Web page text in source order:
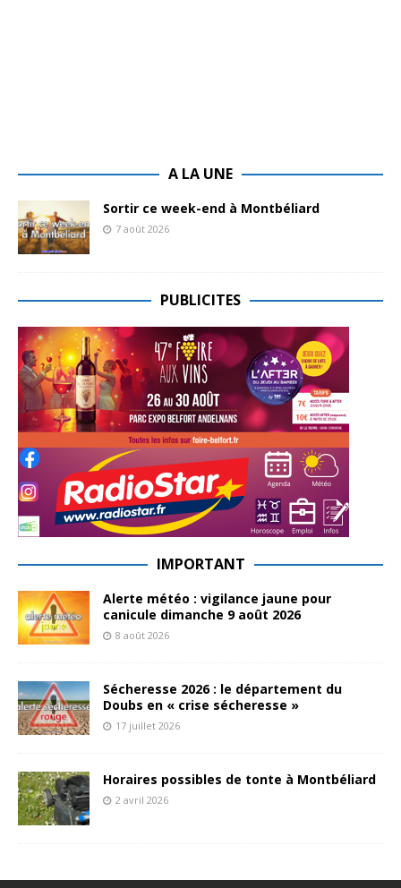
A LA UNE
Sortir ce week-end à Montbéliard
7 août 2026
PUBLICITES
IMPORTANT
Alerte météo : vigilance jaune pour
canicule dimanche 9 août 2026
8 août 2026
Sécheresse 2026 : le département du
Doubs en « crise sécheresse »
17 juillet 2026
Horaires possibles de tonte à Montbéliard
2 avril 2026